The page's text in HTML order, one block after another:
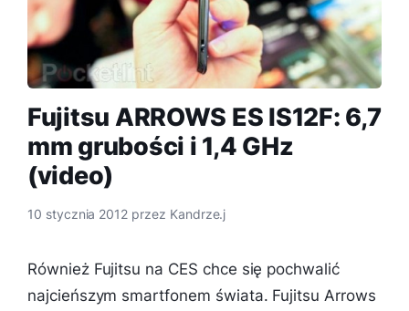
Fujitsu ARROWS ES IS12F: 6,7
mm grubości i 1,4 GHz
(video)
10 stycznia 2012 przez Kandrze.j
Również Fujitsu na CES chce się pochwalić
najcieńszym smartfonem świata. Fujitsu Arrows